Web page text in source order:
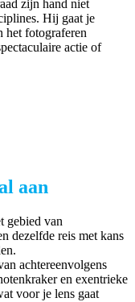
zijn hand niet
Hij gaat je
het fotograferen
actie of
aan
gebied van
dezelfde reis met kans
achtereenvolgens
en exentrieke
voor je lens gaat